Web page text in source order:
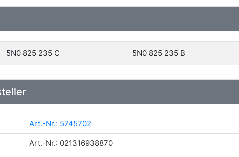
5N0 825 235 C 5N0 825 235 B
Art.-Nr.: 5745702
Art.-Nr.: 021316938870